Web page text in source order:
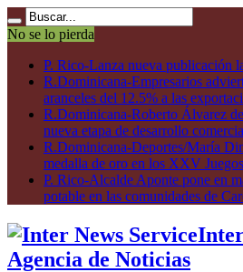
No se lo pierda
P. Rico-Lanza nueva publicación
R.Dominicana-Empresarios
aranceles del 12.5% a las
R.Dominicana-Roberto Álvarez
nueva etapa de desarrollo
R.Dominicana-Deportes/María
medalla de oro en los XXV
P. Rico-Alcalde Aponte pone en
potable en las comunidades de
Agencia de Noticias